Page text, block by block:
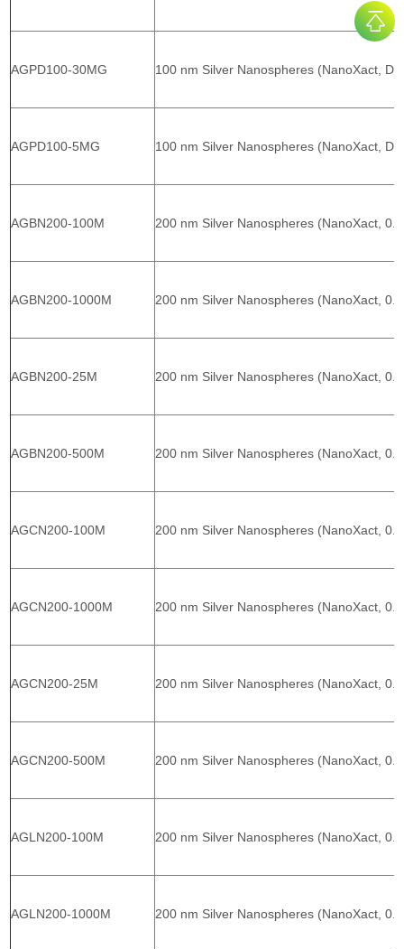
AGPD100-30MG 100 nm Silver Nanospheres (NanoXact,
AGPD100-5MG 100 nm Silver Nanospheres (NanoXact,
AGBN200-100M 200 nm Silver Nanospheres (NanoXact,
AGBN200-1000M 200 nm Silver Nanospheres (NanoXact,
AGBN200-25M 200 nm Silver Nanospheres (NanoXact,
AGBN200-500M 200 nm Silver Nanospheres (NanoXact,
AGCN200-100M 200 nm Silver Nanospheres (NanoXact,
AGCN200-1000M 200 nm Silver Nanospheres (NanoXact,
AGCN200-25M 200 nm Silver Nanospheres (NanoXact,
AGCN200-500M 200 nm Silver Nanospheres (NanoXact,
AGLN200-100M 200 nm Silver Nanospheres (NanoXact,
AGLN200-1000M 200 nm Silver Nanospheres (NanoXact,